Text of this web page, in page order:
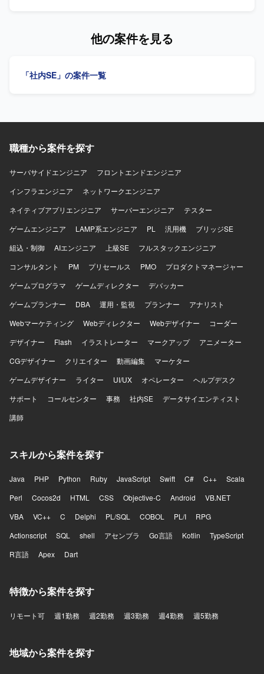
じて顧客への提案力も磨くことができます。 【開発環境】
どを利用します。
実装を行いながら、品質を意識した開発を推進していただ
ていただける方を求めています。複数システムを横断した
としてPL経験を活かしながら業務系システム開発のスキル
に携わることで、ドメイン知識や設計力を広く身につける
C#.NET、PL/SQL、RDB（SQLServer、Oracle）などを用
他の案件を見る
「社内SE」の案件一覧
職種から案件を探す
サーバサイドエンジニア
フロントエンドエンジニア
インフラエンジニア
ネットワークエンジニア
ネイティブアプリエンジニア
サーバーエンジニア
テスター
ゲームエンジニア
LAMP系エンジニア PL 汎用機
ブリッジSE
組込・制御
AIエンジニア 上級SE
フルスタックエンジニア
コンサルタント
PM プリセールス PMO
プロダクトマネージャー
ゲームプログラマ
ゲームディレクター
デバッカー
ゲームプランナー
DBA 運用・監視 プランナー
アナリスト
Webマーケティング
Webディレクター Webデザイナー
コーダー
デザイナー
Flash イラストレーター マークアップ
アニメーター
CGデザイナー
クリエイター 動画編集
マーケター
ゲームデザイナー
ライター UI/UX オペレーター
ヘルプデスク
サポート
コールセンター 事務 社内SE
データサイエンティスト
講師
スキルから案件を探す
Java PHP Python Ruby JavaScript Swift C# C++
Scala
Perl
Cocos2d HTML CSS Objective-C Android
VB.NET
VBA
VC++ C Delphi PL/SQL COBOL PL/I
RPG
Actionscript
SQL shell アセンブラ Go言語 Kotlin
TypeScript
R言語
Apex Dart
特徴から案件を探す
リモート可 週1勤務 週2勤務 週3勤務 週4勤務 週5勤務
地域から案件を探す